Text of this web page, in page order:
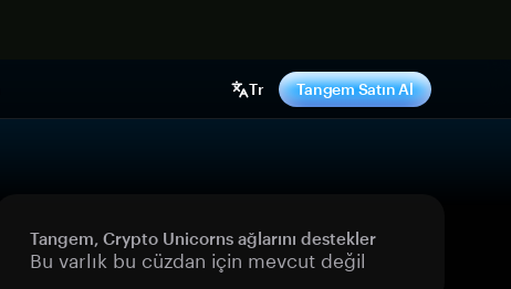
Tr Tangem Satın Al
Tangem, Crypto Unicorns ağlarını destekler
Bu varlık bu cüzdan için mevcut değil